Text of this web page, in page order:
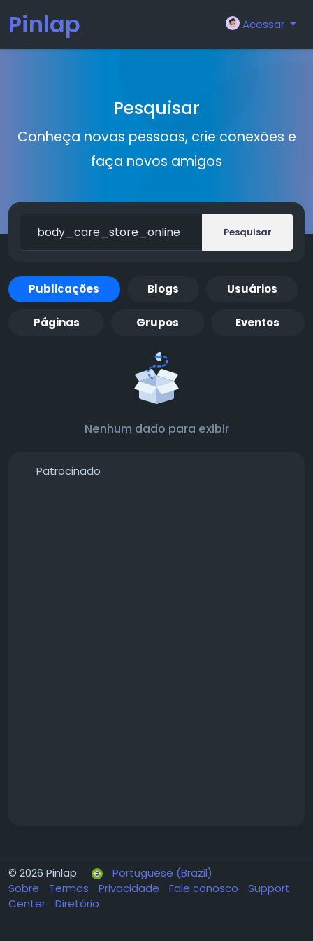
Pinlap Acessar
Pesquisar
Conheça novas pessoas, crie conexões e
faça novos amigos
Pesquisar
Publicações Blogs Usuários
Páginas Grupos Eventos
Nenhum dado para exibir
Patrocinado
© 2026 Pinlap
Portuguese (Brazil)
Sobre
Termos Privacidade Fale conosco
Support
Center
Diretório